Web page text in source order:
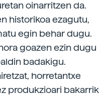
oinarritzen da.
historikoa ezagutu,
egin behar dugu.
goazen ezin dugu
badakigu.
horretantxe
produkzioari bakarrik